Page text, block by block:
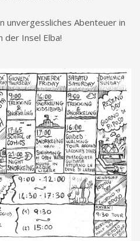
unvergessliches Abenteuer in
der Insel Elba!